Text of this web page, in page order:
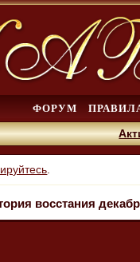
ФОРУМ
восстания